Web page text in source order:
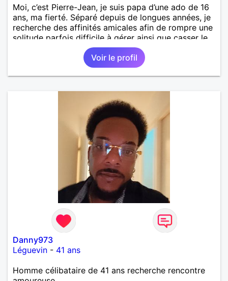
Moi, c’est Pierre-Jean, je suis papa d’une ado de 16
ans, ma fierté. Séparé depuis de longues années, je
recherche des affinités amicales afin de rompre une
solitude parfois difficile à gérer ainsi que casser le
vague à l’âme. L’amitié reste extrêmement
importante à mes yeux mais peut se décliner en des
sentiments plus puissants. « Le temps fera son
œuvre » disait Arthur Schopenhauer, philosophe
autant être trop locace. Je suis bourré de qualités
avec très peu de défauts. Je suis altruiste,
bienveillant, empathique, attentionné, honnête,
respectueux, doux de caractère et compréhensif : je
laisse « glisser » beaucoup de choses. Mais ne vous
m’éprenez pas Mesdames, si une personne que
j’aime me trahit une fois, il n’y aura pas de seconde
chance et je l’effacerai à « vitam eternam ».
Néanmoins, je suis un tout petit peu maniaque ainsi
qu’impatient. J’essaye de faire des efforts. Rien de
bien dramatique ! Du moins je le pense……Je suis un
homme facile à vivre. À vous si vous le souhaitez,
d’apprendre à me connaître davantage. J’en serai
ravi….A très bientôt je l’espère.
Voir le profil
Danny973
Léguevin - 41 ans
Homme célibataire de 41 ans recherche rencontre